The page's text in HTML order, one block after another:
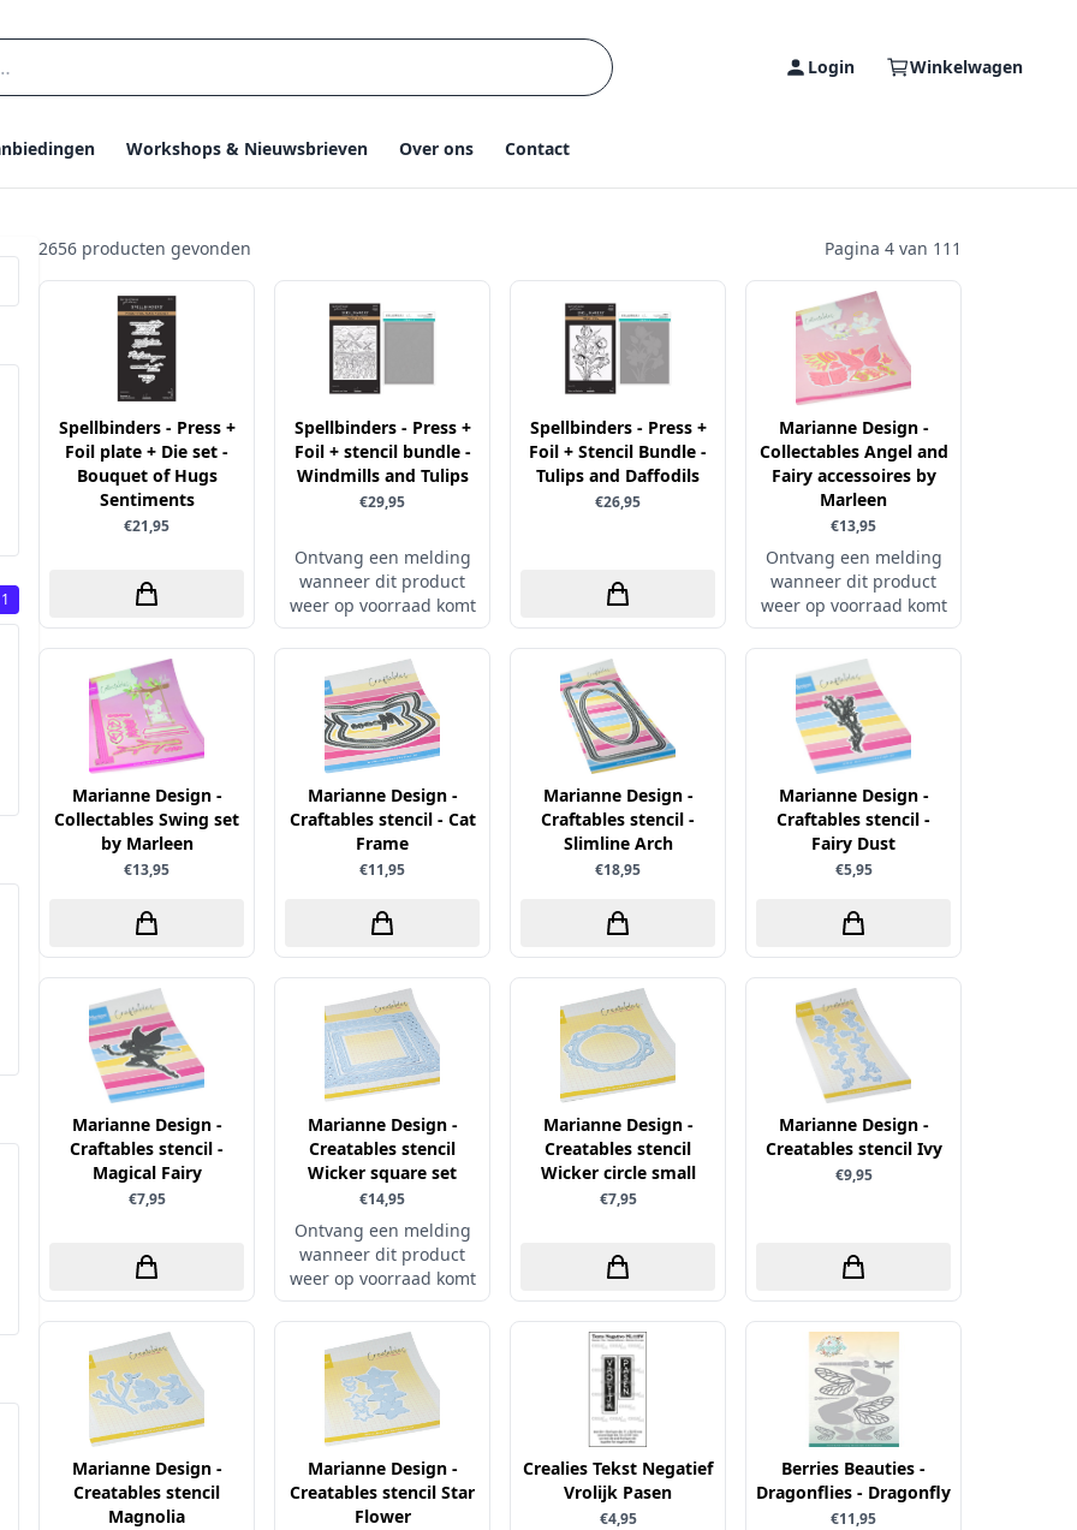
Login Winkelwagen
Workshops & Nieuwsbrieven Over ons Contact
1
2656 producten gevonden Pagina 4 van 111
Spellbinders - Press +
Foil plate + Die set -
Bouquet of Hugs
Sentiments
€21,95
Spellbinders - Press +
Foil + stencil bundle -
Windmills and Tulips
€29,95
Ontvang een melding
wanneer dit product
weer op voorraad komt
Spellbinders - Press +
Foil + Stencil Bundle -
Tulips and Daffodils
€26,95
Marianne Design -
Collectables Angel and
Fairy accessoires by
Marleen
€13,95
Ontvang een melding
wanneer dit product
weer op voorraad komt
Marianne Design -
Collectables Swing set
by Marleen
€13,95
Marianne Design -
Craftables stencil - Cat
Frame
€11,95
Marianne Design -
Craftables stencil -
Slimline Arch
€18,95
Marianne Design -
Craftables stencil -
Fairy Dust
€5,95
Marianne Design -
Craftables stencil -
Magical Fairy
€7,95
Marianne Design -
Creatables stencil
Wicker square set
€14,95
Ontvang een melding
wanneer dit product
weer op voorraad komt
Marianne Design -
Creatables stencil
Wicker circle small
€7,95
Marianne Design -
Creatables stencil Ivy
€9,95
Marianne Design -
Creatables stencil
Magnolia
Marianne Design -
Creatables stencil Star
Flower
Crealies Tekst Negatief
Vrolijk Pasen
€4,95
Berries Beauties -
Dragonflies - Dragonfly
€11,95